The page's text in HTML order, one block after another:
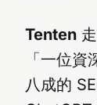
Tenten
「一位
八成的